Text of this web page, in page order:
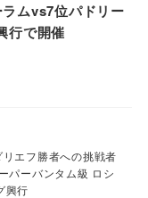
ムvs7位パドリー
行で開催
エフ勝者への挑戦者
パーバンタム級 ロシ
興行